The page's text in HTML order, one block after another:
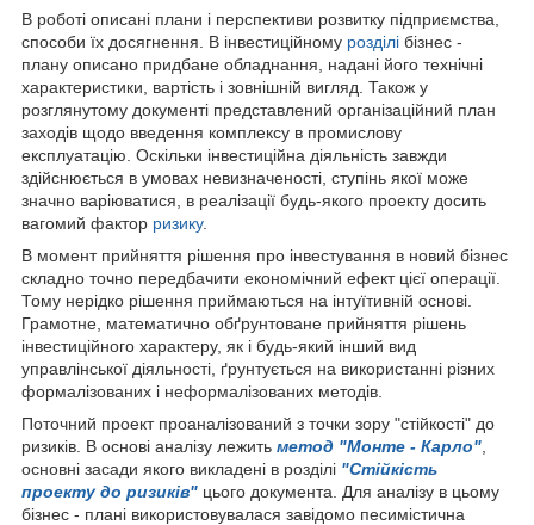
В роботі описані плани і перспективи розвитку підприємства,
способи їх досягнення. В інвестиційному розділі бізнес -
плану описано придбане обладнання, надані його технічні
характеристики, вартість і зовнішній вигляд. Також у
розглянутому документі представлений організаційний план
заходів щодо введення комплексу в промислову
експлуатацію. Оскільки інвестиційна діяльність завжди
здійснюється в умовах невизначеності, ступінь якої може
значно варіюватися, в реалізації будь-якого проекту досить
вагомий фактор ризику.
В момент прийняття рішення про інвестування в новий бізнес
складно точно передбачити економічний ефект цієї операції.
Тому нерідко рішення приймаються на інтуїтивній основі.
Грамотне, математично обґрунтоване прийняття рішень
інвестиційного характеру, як і будь-який інший вид
управлінської діяльності, ґрунтується на використанні різних
формалізованих і неформалізованих методів.
Поточний проект проаналізований з точки зору "стійкості" до
ризиків. В основі аналізу лежить метод "Монте - Карло"
основні засади якого викладені в розділі "Стійкість
проекту до ризиків" цього документа. Для аналізу в цьому
бізнес - плані використовувалася завідомо песимістична